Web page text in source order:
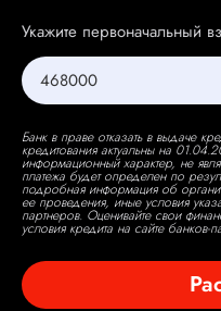
Укажите первоначальный
Банк в праве отказать в выдаче
кредитования актуальны на
информационный характер, не
платежа будет определен по
подробная информация об
ее проведения, иные условия
партнеров. Оценивайте свои
условия кредита на сайте банков-